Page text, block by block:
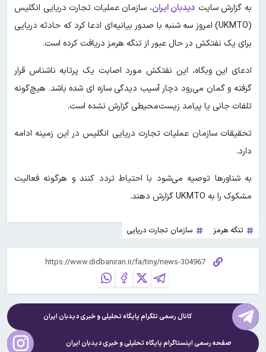
به گزارش سایت دیدبان ایران، سازمان عملیات تجارت دریایی انگلیس
(UKMTO) امروز سه شنبه با صدور بیانیه‌ای ادعا کرد که حادثه دریایی
برای یک نفتکش در حال عبور از تنگه هرمز دریافت کرده است.
ادعای این وبگاه، این نفتکش مورد اصابت یک پرتابه ناشناس قرار
گرفته و گمان می‌رود دچار آسیب‌ دیدگی سازه‌ ای شده باشد. هیچ‌گونه
تلفات جانی یا پیامد زیست‌محیطی گزارش نشده است.
تحقیقات سازمان عملیات تجارت دریایی انگلیس در این زمینه ادامه
دارد.
به شناورها توصیه می‌شود با احتیاط تردد کنند و هرگونه فعالیت
مشکوک را به UKMTO گزارش دهند.
تنگه هرمز سازمان تجارت دریایی
کانال رسمی تلگرام پایگاه تحلیلی و خبریدیدبان ایران
صفحه رسمی اینستاگرام پایگاه تحلیلی و خبریدیدبان ایران